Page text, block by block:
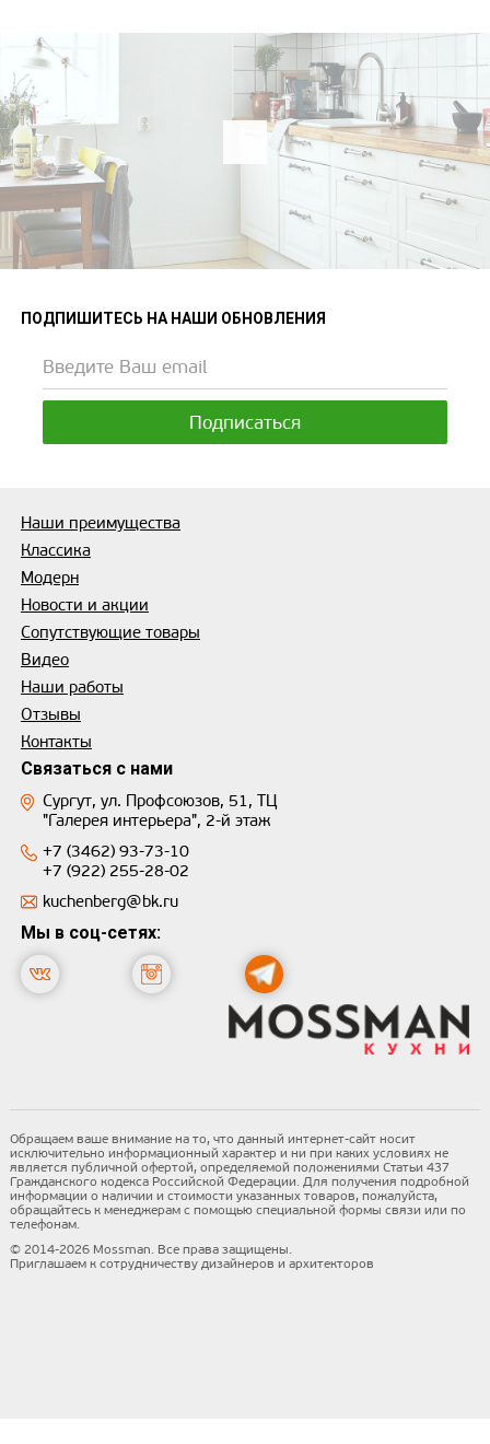
ПОДПИШИТЕСЬ НА НАШИ ОБНОВЛЕНИЯ
Наши преимущества
Классика
Модерн
Новости и акции
Сопутствующие товары
Видео
Наши работы
Отзывы
Контакты
Связаться с нами
Сургут, ул. Профсоюзов, 51, ТЦ
"Галерея интерьера", 2-й этаж
+7 (3462) 93-73-10
+7 (922) 255-28-02
kuchenberg@bk.ru
Мы в соц-сетях:
Обращаем ваше внимание на то, что данный интернет-сайт носит
исключительно информационный характер и ни при каких условиях не
является публичной офертой, определяемой положениями Статьи 437
Гражданского кодекса Российской Федерации. Для получения подробной
информации о наличии и стоимости указанных товаров, пожалуйста,
обращайтесь к менеджерам с помощью специальной формы связи или по
телефонам.
© 2014-2026 Mossman. Все права защищены.
Приглашаем к сотрудничеству дизайнеров и архитекторов